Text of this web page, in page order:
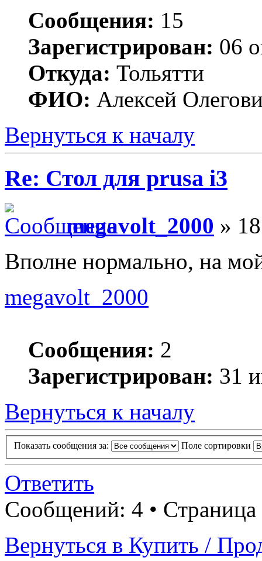
Сообщения: 15
Зарегистрирован: 06
Откуда: Тольятти
ФИО: Алексей
Вернуться к началу
Re: Стол для prusa i3
megavolt_2000 »
Вполне нормально, на
megavolt_2000
Сообщения: 2
Зарегистрирован: 31
Вернуться к началу
Показать сообщения за: Поле сортировки
Ответить
Сообщений: 4 • Страница
Вернуться в Купить /